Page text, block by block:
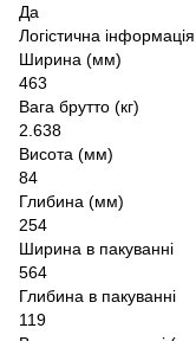
Да
Логістична інформація
Ширина (мм)
463
Вага брутто (кг)
2.638
Висота (мм)
84
Глибина (мм)
254
Ширина в пакуванні
564
Глибина в пакуванні
119